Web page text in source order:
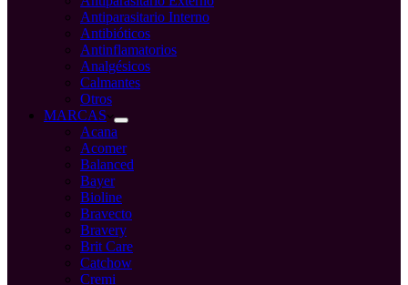
Antiparasitario Interno
Antibióticos
Antinflamatorios
Analgésicos
Calmantes
Otros
MARCAS
Acana
Acomer
Balanced
Bayer
Bioline
Bravecto
Bravery
Brit Care
Catchow
Cremi